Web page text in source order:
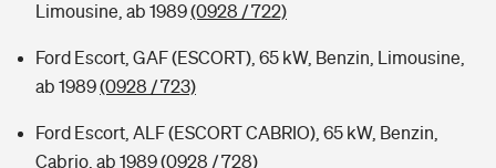
Limousine, ab 1989(0928 / 722)
Ford Escort, GAF (ESCORT), 65 kW, Benzin, Limousine,
ab 1989(0928 / 723)
Ford Escort, ALF (ESCORT CABRIO), 65 kW, Benzin,
Cabrio, ab 1989(0928 / 728)